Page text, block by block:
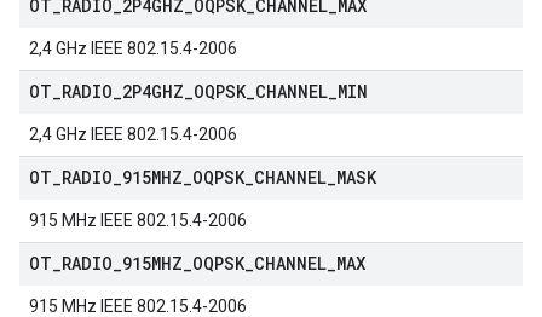
OT RADIO 2P4GHZ OQPSK_ CHANNEL MAX
2,4 GHz IEEE 802.15.4-2006
OT RADIO 2P4GHZ OQPSK_ CHANNEL MIN
2,4 GHz IEEE 802.15.4-2006
OT RADIO 915MHZ OQPSK_ CHANNEL MASK
915 MHz IEEE 802.15.4-2006
OT RADIO 915MHZ OQPSK_ CHANNEL MAX
915 MHz IEEE 802.15.4-2006